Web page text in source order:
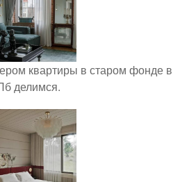
квартиры в старом фонде в
делимся.